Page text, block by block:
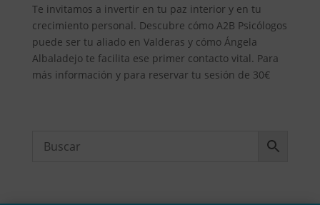
Te invitamos a invertir en tu paz interior y en tu
crecimiento personal. Descubre cómo A2B Psicólogos
puede ser tu aliado en Valderas y cómo Ángela
Albaladejo te facilita ese primer contacto vital. Para
más información y para reservar tu sesión de 30€